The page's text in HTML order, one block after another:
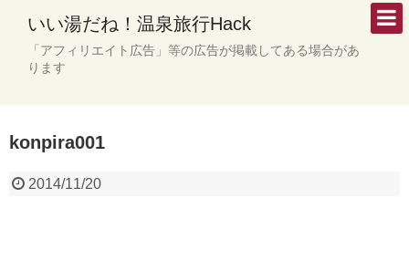
いい湯だね！温泉旅行Hack
「アフィリエイト広告」等の広告が掲載してある場合があ
ります
konpira001
2014/11/20